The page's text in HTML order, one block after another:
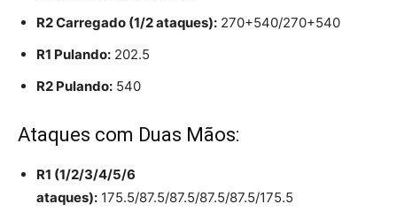
R2 Carregado (1/2 ataques): 270+540/270+540
R1 Pulando: 202.5
R2 Pulando: 540
Ataques com Duas Mãos:
R1 (1/2/3/4/5/6
ataques): 175.5/87.5/87.5/87.5/87.5/175.5